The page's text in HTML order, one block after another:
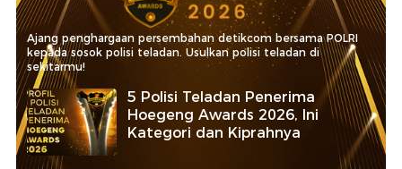
Ajang penghargaan persembahan detikcom bersama POLRI
kepada sosok polisi teladan. Usulkan polisi teladan di
sekitarmu!
5 Polisi Teladan Penerima
Hoegeng Awards 2026, Ini
Kategori dan Kiprahnya